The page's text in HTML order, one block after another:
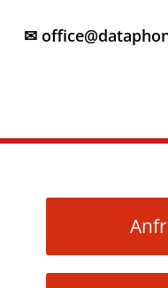
✉